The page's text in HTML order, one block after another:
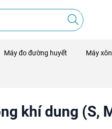
Máy đo đường huyết Máy
khí dung (S,